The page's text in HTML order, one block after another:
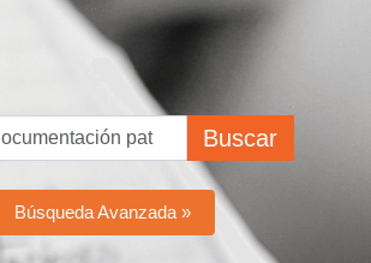
Buscar
Búsqueda Avanzada »